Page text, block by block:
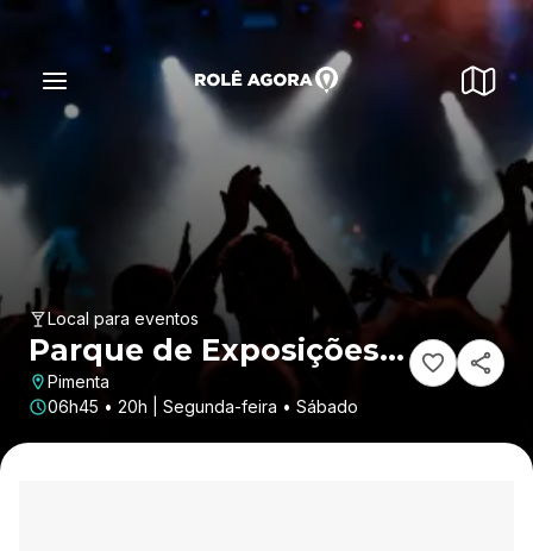
Local para eventos
Parque de Exposições
Valdez Garcia
Pimenta
06h45 • 20h | Segunda-feira • Sábado